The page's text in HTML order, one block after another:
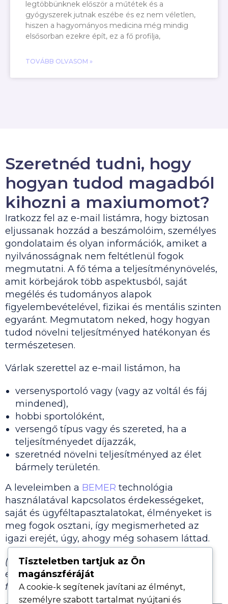
legtöbbünknek először a műtétek és a
gyógyszerek jutnak eszébe és ez nem véletlen,
hiszen a hagyományos medicina még mindig
elsősorban ezekre épít, ez a fő profilja,
TOVÁBB OLVASOM »
Szeretnéd tudni, hogy
hogyan tudod magadból
kihozni a maxiumomot?
Iratkozz fel az e-mail listámra, hogy biztosan
eljussanak hozzád a beszámolóim, személyes
gondolataim és olyan információk, amiket a
nyilvánosságnak nem feltétlenül fogok
megmutatni. A fő téma a teljesítménynövelés,
amit körbejárok több aspektusból, saját
megélés és tudományos alapok
figyelembevételével, fizikai és mentális szinten
egyaránt. Megmutatom neked, hogy hogyan
tudod növelni teljesítményed hatékonyan és
természetesen.
Várlak szerettel az e-mail listámon, ha
versenysportoló vagy (vagy az voltál és fáj
mindened),
hobbi sportolóként,
versengő típus vagy és szereted, ha a
teljesítményedet díjazzák,
szeretnéd növelni teljesítményed az élet
bármely területén.
A leveleimben a BEMER technológia
használatával kapcsolatos érdekességeket,
saját és ügyféltapasztalatokat, élményeket is
meg fogok osztani, így megismerheted az
igazi erejét, úgy, ahogy még sohasem láttad.
(Ha ezzel bármilyen problémád vagy
ellenvetésed lenne, akkor kérlek, ne iratkozz
fel.)
Tiszteletben tartjuk az Ön
magánszféráját
A cookie-k segítenek javítani az élményt,
személyre szabott tartalmat nyújtani és